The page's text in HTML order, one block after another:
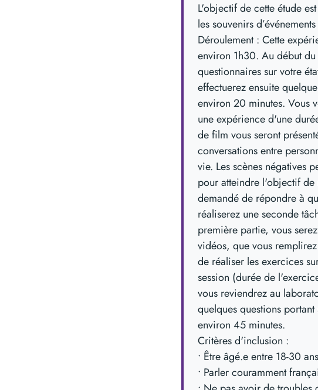
L'objectif de cette étude
les souvenirs
Déroulement : Cette
environ 1h30. Au début
questionnaires sur votre
effectuerez ensuite
environ 20 minutes. Vous
une expérience d'une
de film vous seront
conversations entre
vie. Les scènes négatives
pour atteindre l'objectif de
demandé de répondre à
réaliserez une seconde
première partie, vous
vidéos, que vous
de réaliser les exercices
session (durée de
vous reviendrez au
quelques questions
environ 45 minutes.
Critères d'inclusion :
• Être âgé.e entre 18-30
• Parler couramment